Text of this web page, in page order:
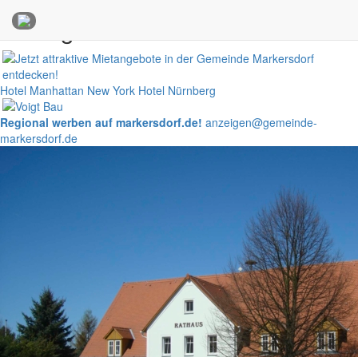
Anzeigen
Hotel Manhattan New York Hotel Nürnberg
Regional werben auf markersdorf.de! anzeigen@gemeinde-
markersdorf.de